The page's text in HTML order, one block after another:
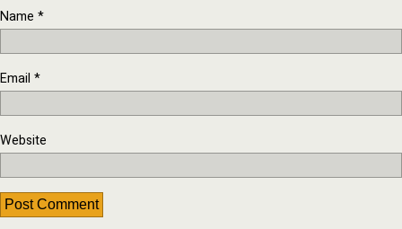
Name *
Email *
Website